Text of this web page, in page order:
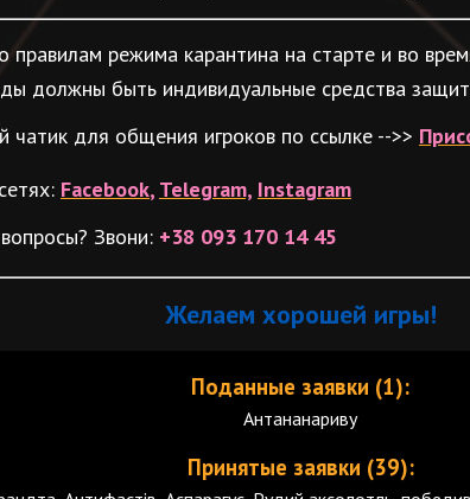
правилам режима карантина на старте и во
должны быть индивидуальные средства
для общения игроков по ссылке -->>
Facebook, Telegram, Instagram
Звони: +38 093 170 14 45
Желаем хорошей игры!
Поданные заявки (1):
Антананариву
Принятые заявки (39):